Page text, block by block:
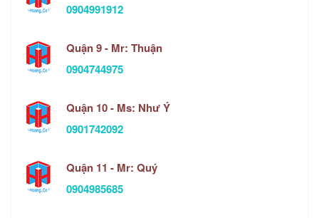
0904991912
Quận 9 - Mr: Thuận
0904744975
Quận 10 - Ms: Như Ý
0901742092
Quận 11 - Mr: Quý
0904985685